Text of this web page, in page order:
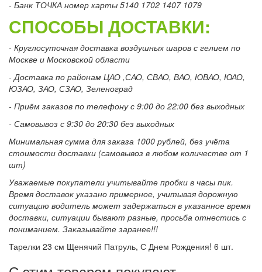
- Банк ТОЧКА номер карты 5140 1702 1407 1079
СПОСОБЫ ДОСТАВКИ:
- Круглосуточная доставка воздушных шаров с гелием по
Москве и Московской области
- Доставка по районам ЦАО ,САО, СВАО, ВАО, ЮВАО, ЮАО,
ЮЗАО, ЗАО, СЗАО, Зеленоград
- Приём заказов по телефону с 9:00 до 22:00 без выходных
- Самовывоз с 9:30 до 20:30 без выходных
Минимальная сумма для заказа 1000 рублей, без учёта
стоимости доставки (самовывоз в любом количестве от 1
шт)
Уважаемые покупатели учитывайте пробки в часы пик.
Время доставок указано примерное, учитывая дорожную
ситуацию водитель может задержаться в указанное время
доставки, ситуации бывают разные, просьба отнестись с
пониманием. Заказывайте заранее!!!
Тарелки 23 см Щенячий Патруль, С Днем Рождения! 6 шт.